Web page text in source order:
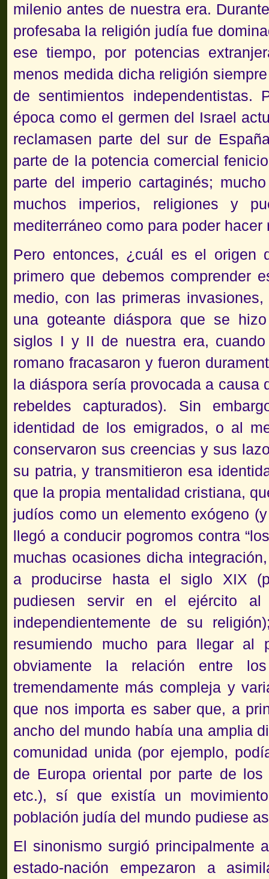
milenio antes de nuestra era.
profesaba la religión judía fue
ese tiempo, por potencias
menos medida dicha religión
de sentimientos
época como el germen del Israel
reclamasen parte del sur de
parte de la potencia comercial
parte del imperio cartaginés;
muchos imperios, religiones y
mediterráneo como para poder
Pero entonces, ¿cuál es el origen
primero que debemos comprender
medio, con las primeras
una goteante diáspora que se
siglos I y II de nuestra era,
romano fracasaron y fueron
la diáspora sería provocada a causa
rebeldes capturados). Sin
identidad de los emigrados, o al
conservaron sus creencias y sus
su patria, y transmitieron esa
que la propia mentalidad cristiana,
judíos como un elemento exógeno
llegó a conducir pogromos contra
muchas ocasiones dicha
a producirse hasta el siglo XIX
pudiesen servir en el ejército al
independientemente de su
resumiendo mucho para llegar
obviamente la relación entre
tremendamente más compleja y
que nos importa es saber que, a
ancho del mundo había una amplia
comunidad unida (por ejemplo,
de Europa oriental por parte de
etc.), sí que existía un
población judía del mundo pudiese
El sinonismo surgió principalmente
estado-nación empezaron a